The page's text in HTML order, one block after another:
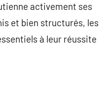
activement ses
et bien structurés, les
à leur réussite